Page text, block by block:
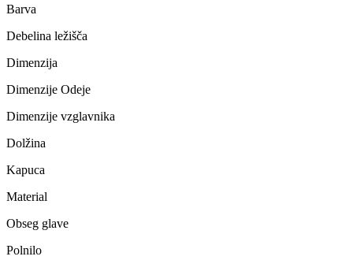
Barva
Debelina ležišča
Dimenzija
Dimenzije Odeje
Dimenzije vzglavnika
Dolžina
Kapuca
Material
Obseg glave
Polnilo